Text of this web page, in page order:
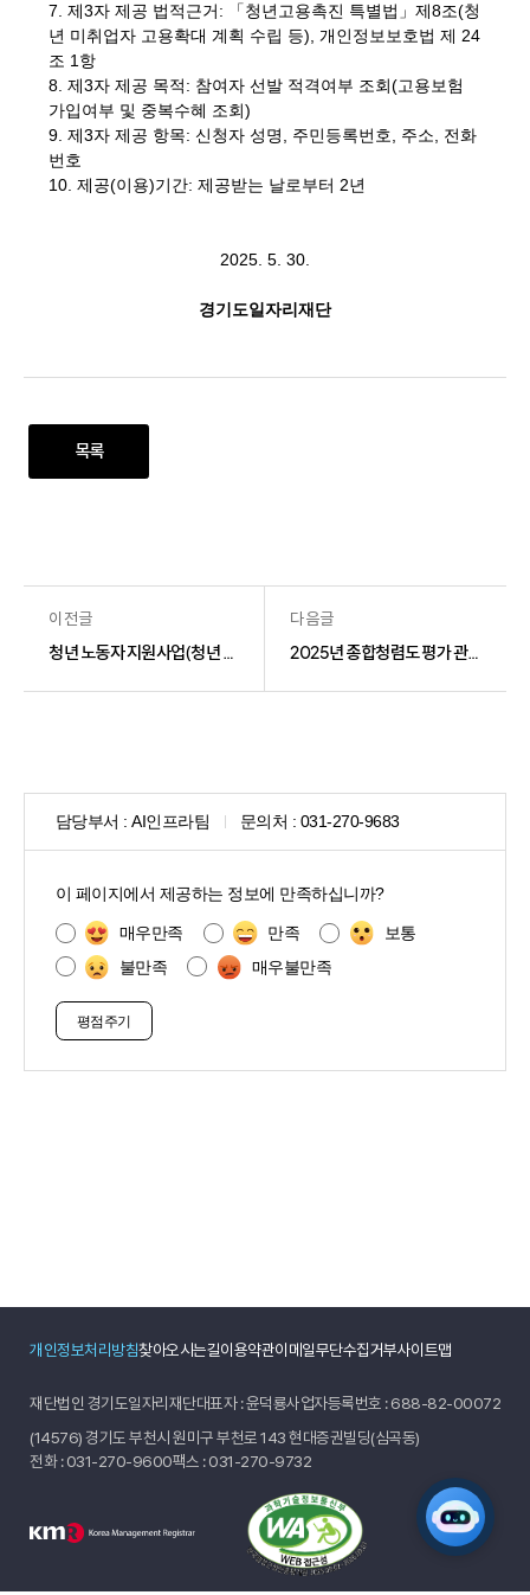
7. 제3자 제공 법적근거: 「청년고용촉진 특별법」제8조(청
년 미취업자 고용확대 계획 수립 등), 개인정보보호법 제 24
조 1항
8. 제3자 제공 목적: 참여자 선발 적격여부 조회(고용보험
가입여부 및 중복수혜 조회)
9. 제3자 제공 항목: 신청자 성명, 주민등록번호, 주소, 전화
번호
10. 제공(이용)기간: 제공받는 날로부터 2년
2025. 5. 30.
경기도일자리재단
목록
이전글
청년 노동자 지원사업(청년 연금, 중소기업 청년 노동자 지원사업, 복지포인트) 참가신청 및 선발 추가정보
다음글
2025년 종합청렴도 평가 관련 개인정보 제3자 제공사항 알림 공고
담당부서 : AI인프라팀 문의처 : 031-270-9683
이 페이지에서 제공하는 정보에 만족하십니까?
매우만족 만족
보통
불만족
매우불만족
개인정보처리방침찾아오시는길이용약관이메일무단수집거부사이트맵
재단법인 경기도일자리재단대표자 : 윤덕룡사업자등록번호 : 688-82-00072
(14576) 경기도 부천시 원미구 부천로 143 현대증권빌딩(심곡동)
전화 :031-270-9600팩스 : 031-270-9732